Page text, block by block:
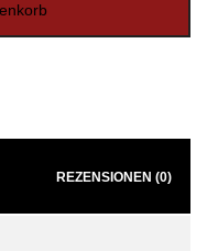
REZENSIONEN (0)